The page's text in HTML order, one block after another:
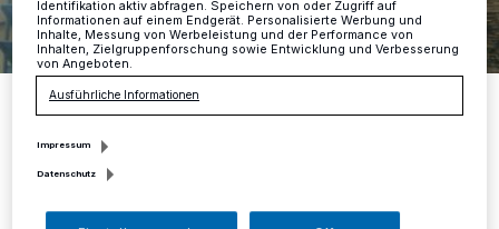
Regionalausschussvorsitzender Paul Sevenich, stellv.
Regionalausschussvorsitzender Thomas Volkenstein,
Foto: Kreis Mettmann
Identifikation aktiv abfragen. Speichern von oder Zugriff auf
Informationen auf einem Endgerät. Personalisierte Werbung und
Inhalte, Messung von Werbeleistung und der Performance von
Inhalten, Zielgruppenforschung sowie Entwicklung und Verbesserung
von Angeboten.
Ausführliche Informationen
Impressum
Datenschutz